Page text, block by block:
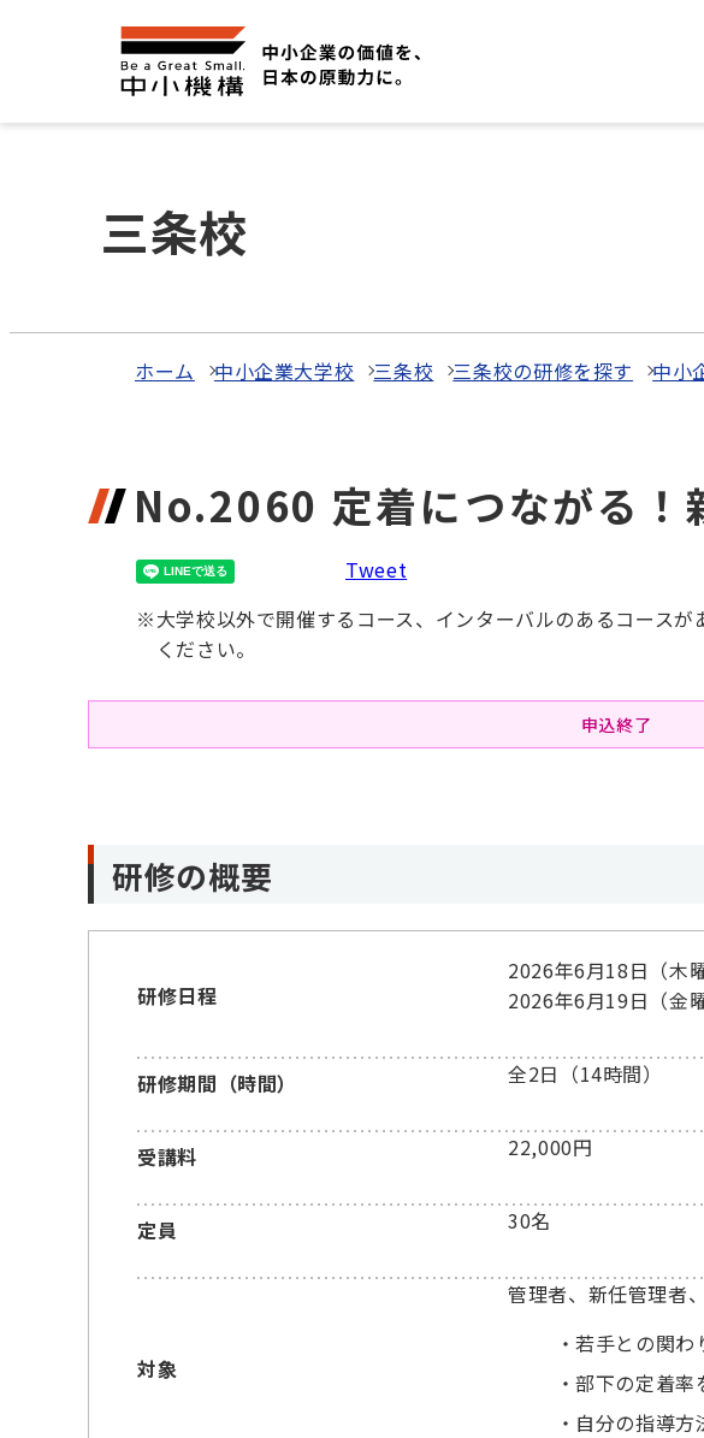
三条校
ホーム 中小企業大学校 三条校 三条校の研修を探す 中小
No.2060 定着につながる！
Tweet
※大学校以外で開催するコース、インターバルのあるコース
ください。
申込終了
研修の概要
研修日程
2026年6月18日（木曜
2026年6月19日（金曜
研修期間（時間） 全2日（14時間）
受講料 22,000円
定員 30名
対象
管理者、新任管理者
若手との関わ
部下の定着率
自分の指導